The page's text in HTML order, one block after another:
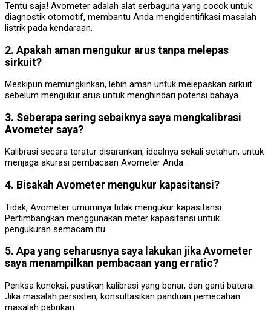
Tentu saja! Avometer adalah alat serbaguna yang cocok untuk
diagnostik otomotif, membantu Anda mengidentifikasi masalah
listrik pada kendaraan.
2. Apakah aman mengukur arus tanpa melepas
sirkuit?
Meskipun memungkinkan, lebih aman untuk melepaskan sirkuit
sebelum mengukur arus untuk menghindari potensi bahaya.
3. Seberapa sering sebaiknya saya mengkalibrasi
Avometer saya?
Kalibrasi secara teratur disarankan, idealnya sekali setahun, untuk
menjaga akurasi pembacaan Avometer Anda.
4. Bisakah Avometer mengukur kapasitansi?
Tidak, Avometer umumnya tidak mengukur kapasitansi.
Pertimbangkan menggunakan meter kapasitansi untuk
pengukuran semacam itu.
5. Apa yang seharusnya saya lakukan jika Avometer
saya menampilkan pembacaan yang erratic?
Periksa koneksi, pastikan kalibrasi yang benar, dan ganti baterai.
Jika masalah persisten, konsultasikan panduan pemecahan
masalah pabrikan.